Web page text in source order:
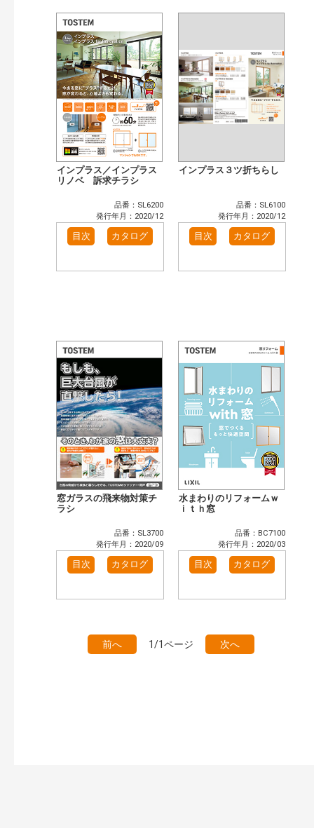
インプラス／インプラス
リノベ 訴求チラシ
品番：SL6200
発行年月：2020/12
目次 カタログ
インプラス３ツ折ちらし
品番：SL6100
発行年月：2020/12
目次 カタログ
窓ガラスの飛来物対策チ
ラシ
品番：SL3700
発行年月：2020/09
目次 カタログ
水まわりのリフォームｗ
ｉｔｈ窓
品番：BC7100
発行年月：2020/03
目次 カタログ
前へ 1/1ページ 次へ